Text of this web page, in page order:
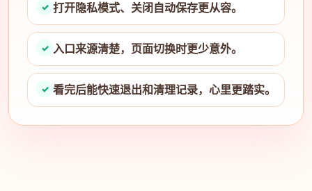
打开隐私模式、关闭自动保存更从容。
入口来源清楚，页面切换时更少意外。
看完后能快速退出和清理记录，心里更踏实。